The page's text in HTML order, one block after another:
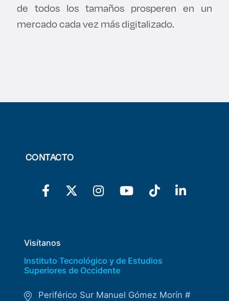
de todos los tamaños prosperen en un
mercado cada vez más digitalizado.
CONTACTO
Visítanos
Instituto Tecnológico y de Estudios
Superiores de Occidente
Periférico Sur Manuel Gómez Morín #